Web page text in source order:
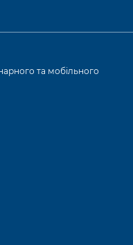
та мобільного